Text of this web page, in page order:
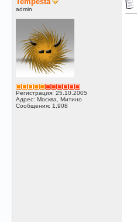
admin
Регистрация: 25.10.2005
Адрес: Москва, Митино
Сообщения: 1,908